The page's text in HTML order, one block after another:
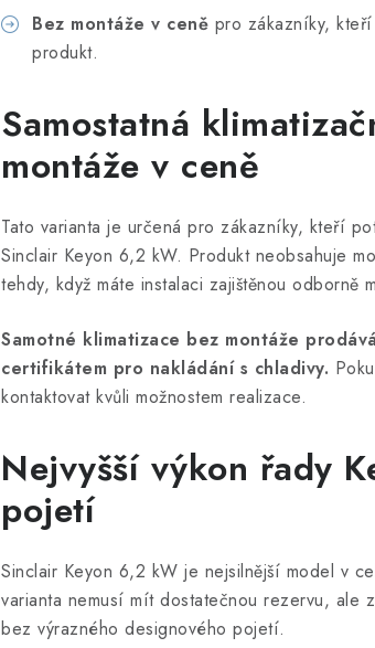
Bez montáže v ceně pro zákazníky,
produkt.
Samostatná
montáže v ceně
Tato varianta je určená pro zákazníky, kteří
Sinclair Keyon 6,2 kW. Produkt neobsahuje
tehdy, když máte instalaci zajištěnou odborně
Samotné klimatizace bez montáže
certifikátem pro nakládání s chladivy.
kontaktovat kvůli možnostem realizace.
Nejvyšší výkon řady
pojetí
Sinclair Keyon 6,2 kW je nejsilnější model v
varianta nemusí mít dostatečnou rezervu, ale
bez výrazného designového pojetí.